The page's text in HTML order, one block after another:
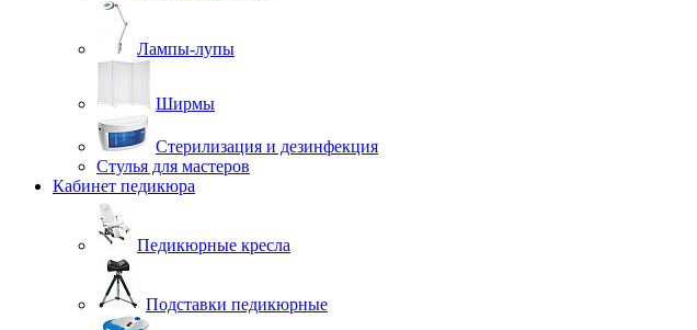
Лампы-лупы
Ширмы
Стерилизация и дезинфекция
Стулья для мастеров
Кабинет педикюра
Педикюрные кресла
Подставки педикюрные